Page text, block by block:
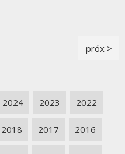
próx >
2024 2023 2022
2018 2017 2016